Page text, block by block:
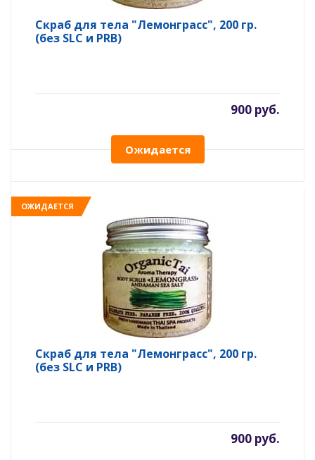
Скраб для тела "Лемонграсс", 200 гр.
(без SLC и PRB)
900 руб.
Ожидается
ОЖИДАЕТСЯ
Скраб для тела "Лемонграсс", 200 гр.
(без SLC и PRB)
900 руб.